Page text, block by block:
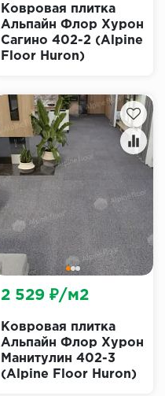
Ковровая плитка
Альпайн Флор Хурон
Сагино 402-2 (Alpine
Floor Huron)
Ковровая плитка
Альпайн Флор Хурон
Манитулин 402-3
(Alpine Floor Huron)
2 529 ₽/м2